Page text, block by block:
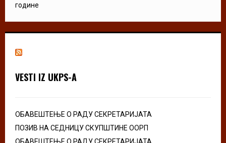
године
VESTI IZ UKPS-A
ОБАВЕШТЕЊЕ О РАДУ СЕКРЕТАРИЈАТА
ПОЗИВ НА СЕДНИЦУ СКУПШТИНЕ ООРП
ОБАВЕШТЕЊЕ О РАДУ СЕКРЕТАРИЈАТА